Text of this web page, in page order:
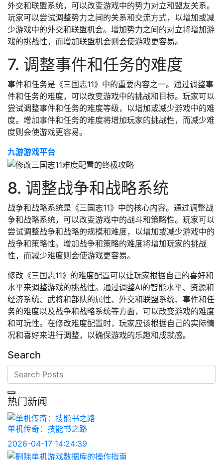
外交和联盟系统，可以改变游戏中的势力对立和盟友关系。
玩家可以尝试调整势力之间的关系和交流方式，以增加或减
少游戏中的外交和联盟机会。增加势力之间的对立将增加游
戏的挑战性，而增加联盟机会则会使游戏更容易。
7. 调整事件和任务的难度
事件和任务是《三国志11》中的重要内容之一。通过调整事
件和任务的难度，可以改变游戏中的挑战和目标。玩家可以
尝试调整事件和任务的难度等级，以增加或减少游戏中的难
度。增加事件和任务的难度将增加玩家的挑战性，而减少难
度则会使游戏更容易。
九游游戏平台
8. 调整战争和战略系统
战争和战略系统是《三国志11》中的核心内容。通过调整战
争和战略系统，可以改变游戏中的战斗和策略性。玩家可以
尝试调整战争和战略的规模和难度，以增加或减少游戏中的
战争和策略性。增加战争和策略的难度将增加玩家的挑战
性，而减少难度则会使游戏更容易。
修改《三国志11》的难度配置可以让玩家根据自己的喜好和
水平来调整游戏的挑战性。通过调整AI的智能水平、资源和
经济系统、武将和部队的属性、外交和联盟系统、事件和任
务的难度以及战争和战略系统等方面，可以改变游戏的难度
和可玩性。在修改难度配置时，玩家应该根据自己的实际情
况和喜好来进行调整，以确保游戏的乐趣和成就感。
Search
热门新闻
单机传奇：技能书之路
2026-04-17 14:24:39